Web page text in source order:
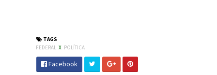
TAGS
FEDERAL X POLÍTICA
Facebook